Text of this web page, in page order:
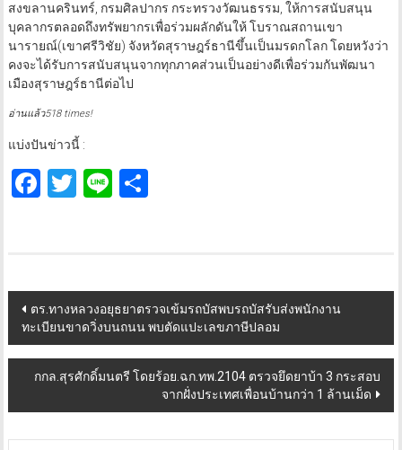
สงขลานครินทร์, กรมศิลปากร กระทรวงวัฒนธรรม, ให้การสนับสนุน
บุคลากรตลอดถึงทรัพยากรเพื่อร่วมผลักดันให้ โบราณสถานเขา
นารายณ์(เขาศรีวิชัย) จังหวัดสุราษฎร์ธานีขึ้นเป็นมรดกโลก โดยหวังว่า
คงจะได้รับการสนับสนุนจากทุกภาคส่วนเป็นอย่างดีเพื่อร่วมกันพัฒนา
เมืองสุราษฎร์ธานีต่อไป
อ่านแล้ว518 times!
แบ่งปันข่าวนี้ :
Facebook
Twitter
LineShare
Post
navigation
ตร.ทางหลวงอยุธยาตรวจเข้มรถบัสพบรถบัสรับส่งพนักงาน
ทะเบียนขาดวิ่งบนถนน พบตัดแปะเลขภาษีปลอม
กกล.สุรศักดิ์มนตรี โดยร้อย.ฉก.ทพ.2104 ตรวจยึดยาบ้า 3 กระสอบ
จากฝั่งประเทศเพื่อนบ้านกว่า 1 ล้านเม็ด